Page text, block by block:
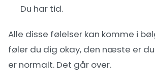
Du har tid.
Alle disse følelser kan komme i
føler du dig okay, den næste er
er normalt. Det går over.